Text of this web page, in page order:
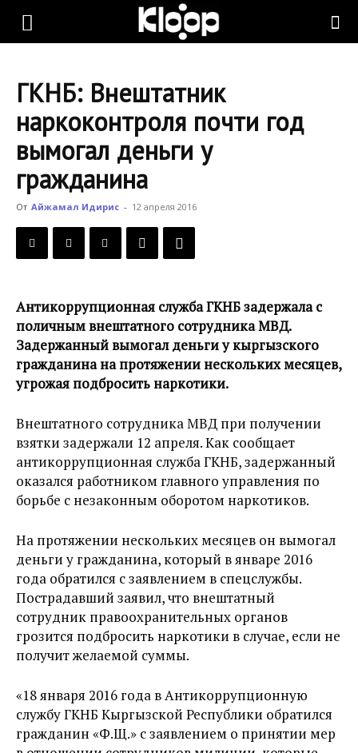
KLOOP.KG
Новости
Кыргызстана
ГКНБ: Внештатник
наркоконтроля почти год
вымогал деньги у
гражданина
От Айжамал Идирис - 12 апреля 2016
Антикоррупционная служба ГКНБ задержала с
поличным внештатного сотрудника МВД.
Задержанный вымогал деньги у кыргызского
гражданина на протяжении нескольких месяцев,
угрожая подбросить наркотики.
Внештатного сотрудника МВД при получении
взятки задержали 12 апреля. Как сообщает
антикоррупционная служба ГКНБ, задержанный
оказался работником главного управления по
борьбе с незаконным оборотом наркотиков.
На протяжении нескольких месяцев он вымогал
деньги у гражданина, который в январе 2016
года обратился с заявлением в спецслужбы.
Пострадавший заявил, что внештатный
сотрудник правоохранительных органов
грозится подбросить наркотики в случае, если не
получит желаемой суммы.
«18 января 2016 года в Антикоррупционную
службу ГКНБ Кыргызской Республики обратился
гражданин «Ф.Щ.» с заявлением о принятии мер